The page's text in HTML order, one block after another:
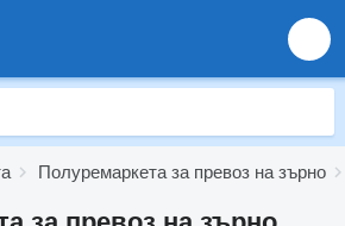
Полуремаркета за превоз на зърно